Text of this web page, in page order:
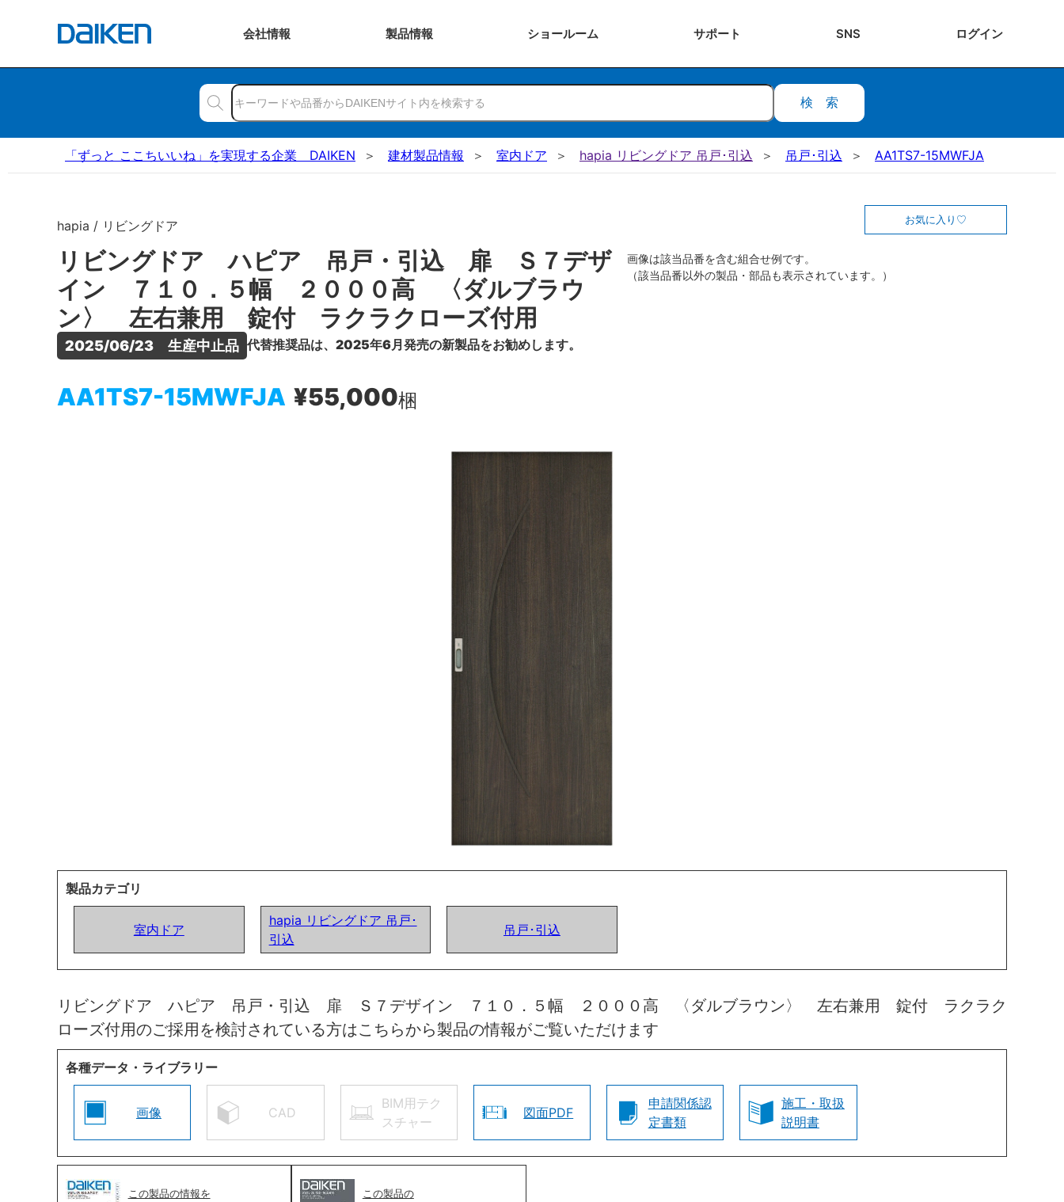
会社情報 製品情報 ショールーム サポート SNS ログイン
検索
「ずっと ここちいいね」を実現する企業 DAIKEN 建材製品情報 室内ドア hapia リビングドア 吊戸･引込 吊戸･引込 AA1TS7-15MWFJA
hapia / リビングドア
リビングドア ハピア 吊戸・引込 扉 Ｓ７デザ
イン ７１０．５幅 ２０００高 〈ダルブラウ
ン〉 左右兼用 錠付 ラクラクローズ付用
2025/06/23　生産中止品 代替推奨品は、2025年6月発売の新製品をお勧めします。
AA1TS7-15MWFJA ¥55,000梱
お気に入り
画像は該当品番を含む組合せ例です。
（該当品番以外の製品・部品も表示されています。）
製品カテゴリ
室内ドア
hapia リビングドア 吊戸･
引込
吊戸･引込
リビングドア ハピア 吊戸・引込 扉 Ｓ７デザイン ７１０．５幅 ２０００高 〈ダルブラウン〉 左右兼用 錠付 ラクラク
ローズ付用のご採用を検討されている方はこちらから製品の情報がご覧いただけます
各種データ・ライブラリー
画像 CAD
BIM用テク
スチャー
図面PDF
申請関係認
定書類
施工・取扱
説明書
この製品の情報を この製品の